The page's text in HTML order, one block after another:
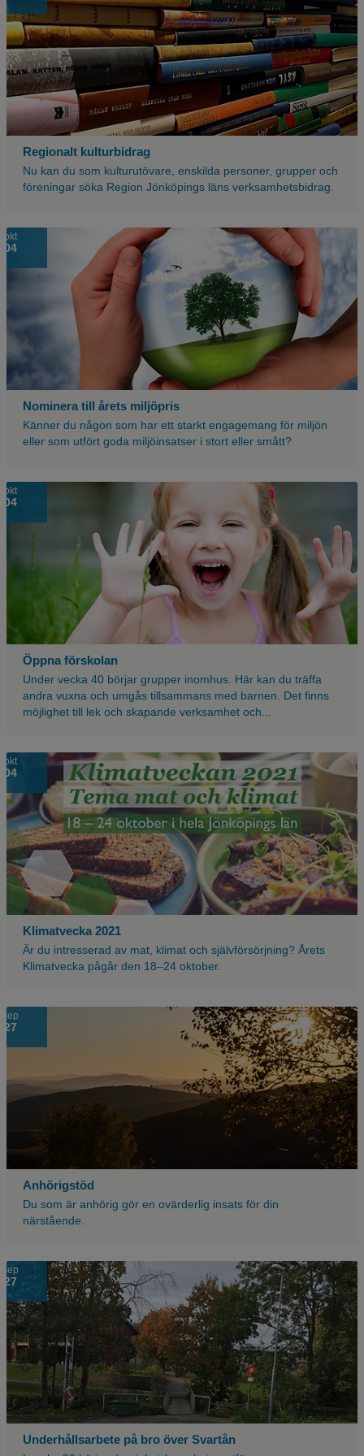
Regionalt kulturbidrag
Nu kan du som kulturutövare, enskilda personer, grupper och
föreningar söka Region Jönköpings läns verksamhetsbidrag.
av
böcker
som
ligger
på
varandra.
okt
04
Nominera till årets miljöpris
Känner du någon som har ett starkt engagemang för miljön
eller som utfört goda miljöinsatser i stort eller smått?
okt
04
Öppna förskolan
Under vecka 40 börjar grupper inomhus. Här kan du träffa
andra vuxna och umgås tillsammans med barnen. Det finns
möjlighet till lek och skapande verksamhet och...
En
väldigt
glad
håller
händerna
ansiktet.
okt
04
Klimatvecka 2021
Är du intresserad av mat, klimat och självförsörjning? Årets
Klimatvecka pågår den 18–24 oktober.
sep
27
Anhörigstöd
Du som är anhörig gör en ovärderlig insats för din
närstående.
sep
27
Underhållsarbete på bro över Svartån